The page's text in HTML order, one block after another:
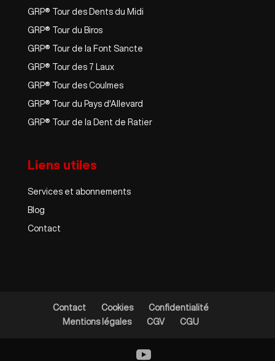
GRP® Tour des Dents du Midi
GRP® Tour du Biros
GRP® Tour de la Font Sancte
GRP® Tour des 7 Laux
GRP® Tour des Coulmes
GRP® Tour du Pays d'Allevard
GRP® Tour de la Dent de Ratier
Liens utiles
Services et abonnements
Blog
Contact
Contact Cookies
Confidentialité
Mentions légales
CGV CGU